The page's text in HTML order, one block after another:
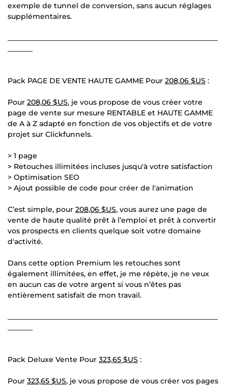
exemple de tunnel de conversion, sans aucun réglages
supplémentaires.
Pack PAGE DE VENTE HAUTE GAMME Pour 208,06 $US :
Pour 208,06 $US, je vous propose de vous créer votre
page de vente sur mesure RENTABLE et HAUTE GAMME
de A à Z adapté en fonction de vos objectifs et de votre
projet sur Clickfunnels.
> 1 page
> Retouches illimitées incluses jusqu'à votre satisfaction
> Optimisation SEO
> Ajout possible de code pour créer de l'animation
C’est simple, pour 208,06 $US, vous aurez une page de
vente de haute qualité prêt à l’emploi et prêt à convertir
vos prospects en clients quelque soit votre domaine
d'activité.
Dans cette option Premium les retouches sont
également illimitées, en effet, je me répète, je ne veux
en aucun cas de votre argent si vous n’êtes pas
entièrement satisfait de mon travail.
Pack Deluxe Vente Pour 323,65 $US :
Pour 323,65 $US, je vous propose de vous créer vos pages